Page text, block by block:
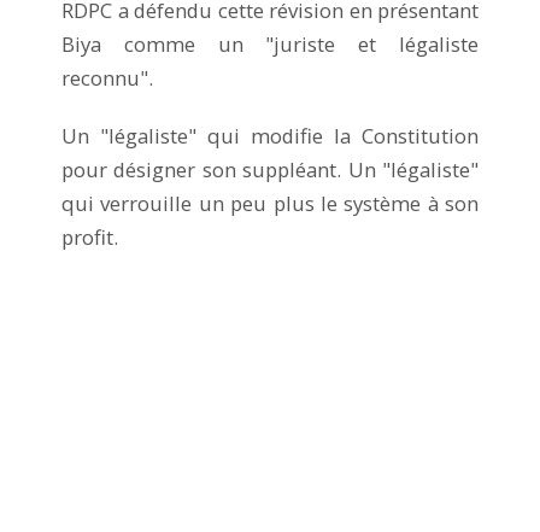
RDPC a défendu cette révision en présentant
Biya comme un "juriste et légaliste
reconnu".
Un "légaliste" qui modifie la Constitution
pour désigner son suppléant. Un "légaliste"
qui verrouille un peu plus le système à son
profit.